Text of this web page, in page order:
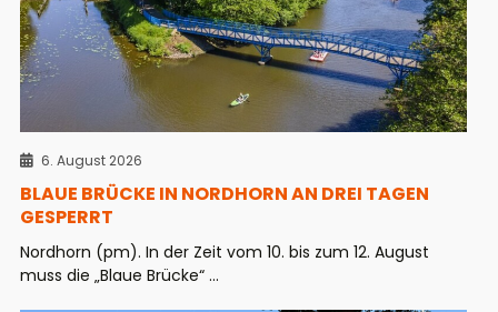
6. August 2026
BLAUE BRÜCKE IN NORDHORN AN DREI TAGEN
GESPERRT
Nordhorn (pm). In der Zeit vom 10. bis zum 12. August
muss die „Blaue Brücke“ ...